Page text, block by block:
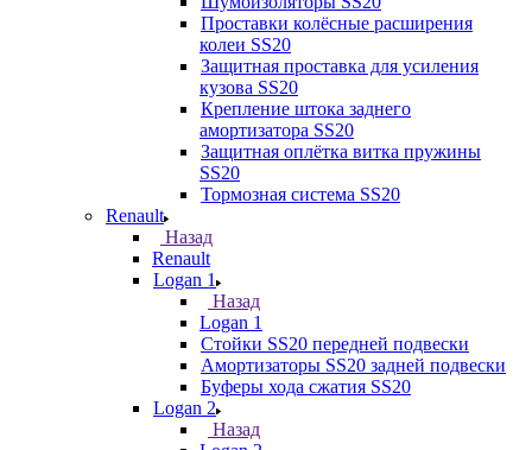
Проставки колёсные расширения
колеи SS20
Защитная проставка для усиления
кузова SS20
Крепление штока заднего
амортизатора SS20
Защитная оплётка витка пружины
SS20
Тормозная система SS20
Renault
Назад
Renault
Logan 1
Назад
Logan 1
Стойки SS20 передней подвески
Амортизаторы SS20 задней подвески
Буферы хода сжатия SS20
Logan 2
Назад